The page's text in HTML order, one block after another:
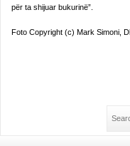
për ta shijuar bukurinë”.
Foto Copyright (c) Mark Simoni,